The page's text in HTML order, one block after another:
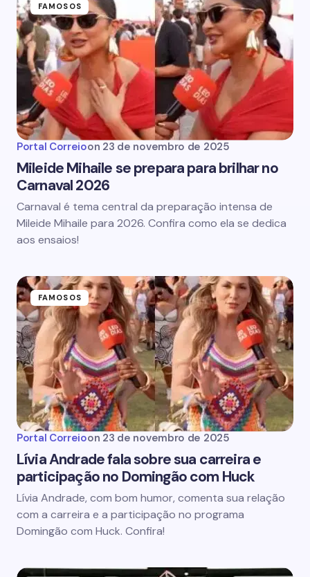
FAMOSOS
Portal Correioon 23 de novembro de 2025
Mileide Mihaile se prepara para brilhar no
Carnaval 2026
Carnaval é tema central da preparação intensa de
Mileide Mihaile para 2026. Confira como ela se dedica
aos ensaios!
FAMOSOS
Portal Correioon 23 de novembro de 2025
Lívia Andrade fala sobre sua carreira e
participação no Domingão com Huck
Lívia Andrade, com bom humor, comenta sua relação
com a carreira e a participação no programa
Domingão com Huck. Confira!